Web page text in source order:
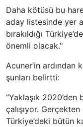
Daha kötüsü bu
aday listesinde yer
bırakıldığı
önemli olacak."
Acuner’in ardından
şunları belirtti:
“Yaklaşık
çalışıyor.
Türkiye’deki bütün